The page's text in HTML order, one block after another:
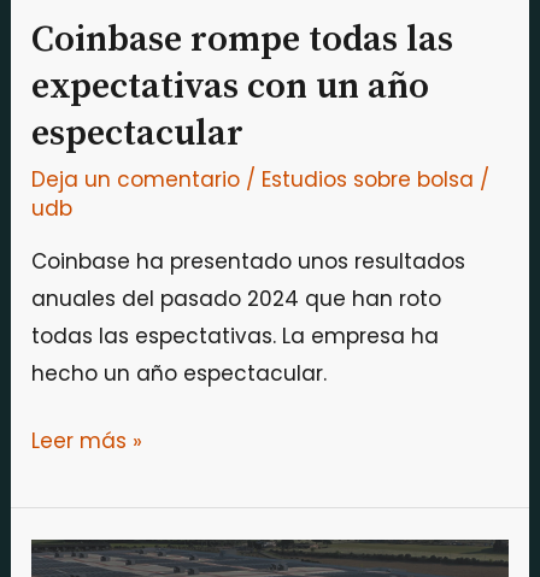
Coinbase rompe todas las
expectativas con un año
espectacular
Deja un comentario / Estudios sobre bolsa /
udb
Coinbase ha presentado unos resultados
anuales del pasado 2024 que han roto
todas las espectativas. La empresa ha
hecho un año espectacular.
Leer más »
Amazon: